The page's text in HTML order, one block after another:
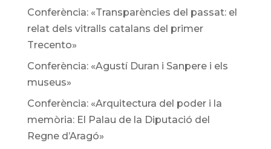
Conferència: «Transparències del passat: el
relat dels vitralls catalans del primer
Trecento»
Conferència: «Agustí Duran i Sanpere i els
museus»
Conferència: «Arquitectura del poder i la
memòria: El Palau de la Diputació del
Regne d’Aragó»